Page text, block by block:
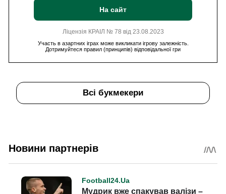
На сайт
Ліцензія КРАІЛ № 78 від 23.08.2023
Участь в азартних іграх може викликати ігрову залежність.
Дотримуйтеся правил (принципів) відповідальної гри
Всі букмекери